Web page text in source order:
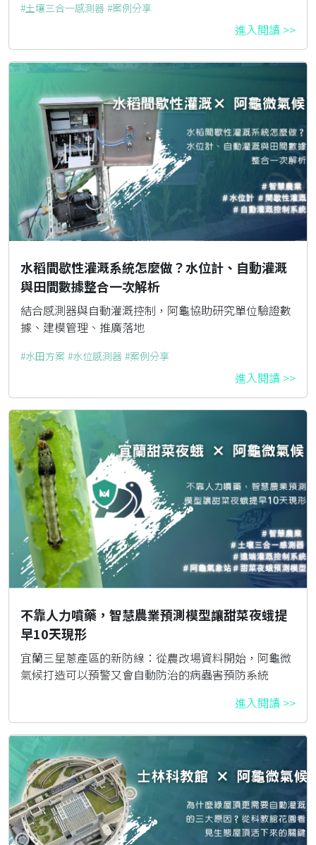
土壤三合一感測器 案例分享
進入閱讀 >>
水稻間歇性灌溉系統怎麼做？水位計、自動灌溉
與田間數據整合一次解析
結合感測器與自動灌溉控制，阿龜協助研究單位驗證數
據、建模管理、推廣落地
水田方案 水位感測器 案例分享
進入閱讀 >>
不靠人力噴藥，智慧農業預測模型讓甜菜夜蛾提
早10天現形
宜蘭三星蔥產區的新防線：從農改場資料開始，阿龜微
氣候打造可以預警又會自動防治的病蟲害預防系統
進入閱讀 >>